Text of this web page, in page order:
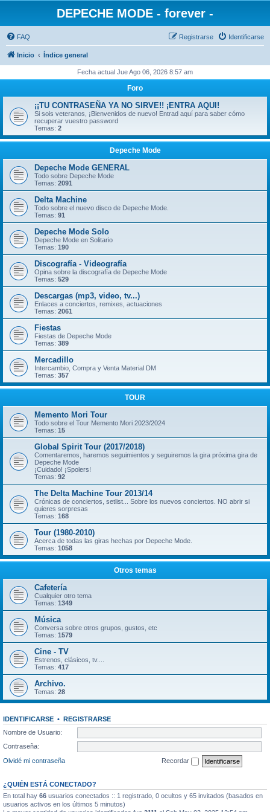
DEPECHE MODE - forever -
FAQ Identificarse
Registrarse
Inicio Índice general
Fecha actual Jue Ago 06, 2026 8:57 am
Foro
¡¡TU CONTRASEÑA YA NO SIRVE!! ¡ENTRA AQUI!
Si sois veteranos, ¡Bienvenidos de nuevo! Entrad aquí para saber cómo
recuperar vuestro password
Temas: 2
Depeche Mode
Depeche Mode GENERAL
Todo sobre Depeche Mode
Temas: 2091
Delta Machine
Todo sobre el nuevo disco de Depeche Mode.
Temas: 91
Depeche Mode Solo
Depeche Mode en Solitario
Temas: 190
Discografía - Videografía
Opina sobre la discografía de Depeche Mode
Temas: 529
Descargas (mp3, video, tv...)
Enlaces a conciertos, remixes, actuaciones
Temas: 2061
Fiestas
Fiestas de Depeche Mode
Temas: 389
Mercadillo
Intercambio, Compra y Venta Material DM
Temas: 357
TOUR
Memento Mori Tour
Todo sobre el Tour Memento Mori 2023/2024
Temas: 15
Global Spirit Tour (2017/2018)
Comentaremos, haremos seguimientos y seguiremos la gira próxima gira de
Depeche Mode
¡Cuidado! ¡Spolers!
Temas: 92
The Delta Machine Tour 2013/14
Crónicas de conciertos, setlist... Sobre los nuevos conciertos. NO abrir si
quieres sorpresas
Temas: 168
Tour (1980-2010)
Acerca de todas las giras hechas por Depeche Mode.
Temas: 1058
Otros temas
Cafetería
Cualquier otro tema
Temas: 1349
Música
Conversa sobre otros grupos, gustos, etc
Temas: 1579
Cine - TV
Estrenos, clásicos, tv....
Temas: 417
Archivo.
Temas: 28
IDENTIFICARSE • REGISTRARSE
Nombre de Usuario:
Contraseña:
Olvidé mi contraseña
Recordar
¿QUIÉN ESTÁ CONECTADO?
En total hay 66 usuarios conectados :: 1 registrado, 0 ocultos y 65 invitados (basados en
usuarios activos en los últimos 5 minutos)